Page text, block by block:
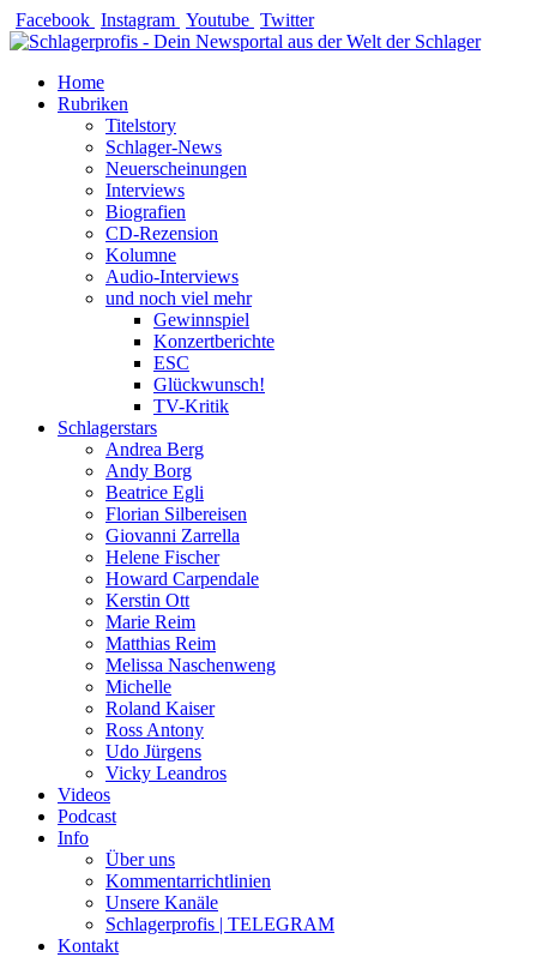
Zum
Inhalt
Facebook Instagram Youtube Twitter
Home
Rubriken
Titelstory
Schlager-News
Neuerscheinungen
Interviews
Biografien
CD-Rezension
Kolumne
Audio-Interviews
und noch viel mehr
Gewinnspiel
Konzertberichte
ESC
Glückwunsch!
TV-Kritik
Schlagerstars
Andrea Berg
Andy Borg
Beatrice Egli
Florian Silbereisen
Giovanni Zarrella
Helene Fischer
Howard Carpendale
Kerstin Ott
Marie Reim
Matthias Reim
Melissa Naschenweng
Michelle
Roland Kaiser
Ross Antony
Udo Jürgens
Vicky Leandros
Videos
Podcast
Info
Über uns
Kommentarrichtlinien
Unsere Kanäle
Schlagerprofis | TELEGRAM
Kontakt